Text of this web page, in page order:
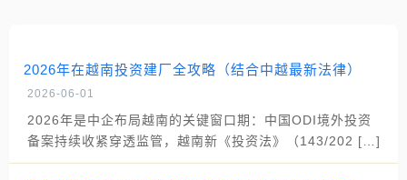
2026年在越南投资建厂全攻略（结合中越最新法律）
2026-06-01
2026年是中企布局越南的关键窗口期：中国ODI境外投资
备案持续收紧穿透监管，越南新《投资法》（143/202 […]